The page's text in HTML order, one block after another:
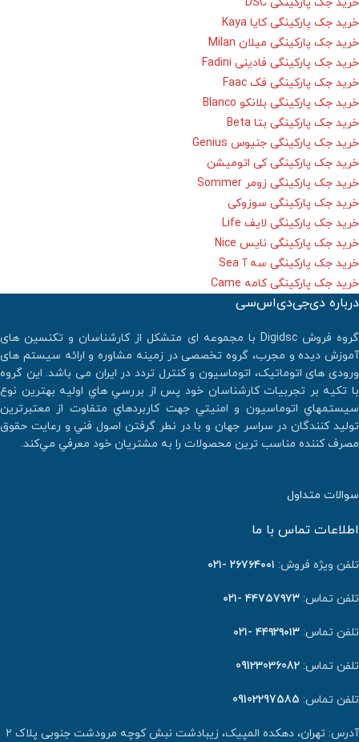
خرید جک پارکینگی کایا Kaya
خرید جک پارکینگی میلان Milan
خرید جک پارکینگی فادینی Fadini
خرید جک پارکینگی فک Faac
خرید جک پارکینگی بلانکو Blanco
خرید جک پارکینگی بتا Beta
خرید جک پارکینگی جنیوس Genius
خرید جک پارکینگی کی اتومیشن
خرید جک پارکینگی زومر Sommer
خرید جک پارکینگی سوزوکی
خرید جک پارکینگی لایف Life
خرید جک پارکینگی نایس Nice
خرید جک پارکینگی سه آ Sea
خرید جک پارکینگی کامه Came
درباره دی‌جی‌دی‌اس‌سی
گروه فروش Digidsc با مجموعه ای متشکل از کارشناسان و تکنسین های
آموزش دیده و مجرب، گروه تخصصی در زمینه مشاوره و ارائه سیستم های
ورودی های اتوماتیک، اتوماسیون و کنترل تردد در ایران می باشد. اين گروه
با تكيه بر تجربيات كارشناسان خود پس از بررسي هاي اوليه بهترين نوع
سيستمهاي اتوماسيون و امنيتي جهت كاربردهاي متفاوت از معتبرترين
توليد كنندگان در سراسر جهان و با در نطر گرفتن اصول فني و رعايت حقوق
مصرف كننده مناسب ترين محصولات را به مشتريان خود معرفي مي‌كند.
سوالات متداول
اطلاعات تماس با ما
تلفن ویژه فروش: ٢٦٧٦٤٠٠١ -۰۲۱
تلفن تماس: ۴۴۷۵۷۹۷۳ -۰۲۱
تلفن تماس: ۴۴۹۲۹۰۱۳ -۰۲۱
تلفن تماس: 09123036082
تلفن تماس: 09102297585
آدرس: تهران، دهکده المپیک، زیبادشت نبش کوچه مرودشت جنوبی پلاک ۲